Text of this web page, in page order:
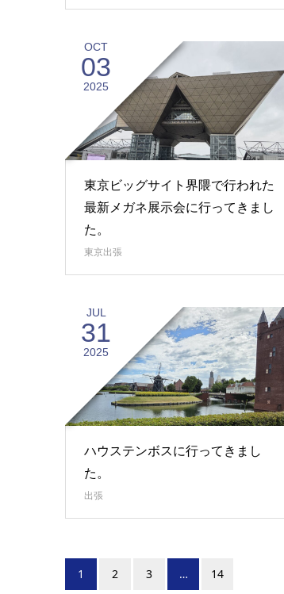
OCT
03
2025
東京ビッグサイト界隈で行われた
最新メガネ展示会に行ってきまし
た。
東京出張
JUL
31
2025
ハウステンボスに行ってきまし
た。
出張
1 2 3 … 14